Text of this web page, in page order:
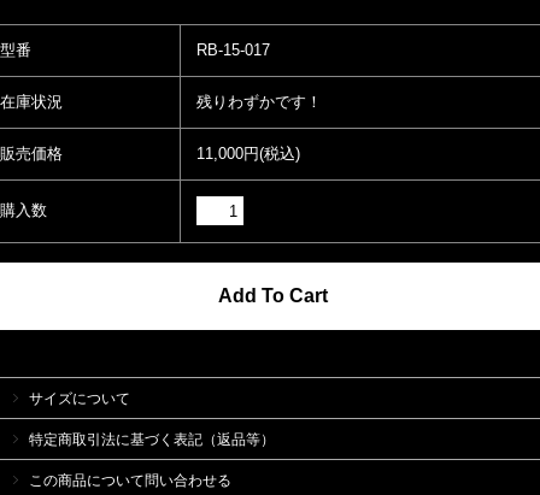
型番 RB-15-017
在庫状況 残りわずかです！
販売価格 11,000円(税込)
購入数
サイズについて
特定商取引法に基づく表記（返品等）
この商品について問い合わせる